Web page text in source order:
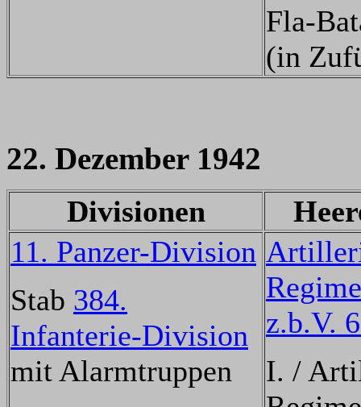
Fla-
(in
22. Dezember 1942
Divisionen
11. Panzer-Division
Stab 384.
Infanterie-Division
mit Alarmtruppen
z.b.V.
I. /